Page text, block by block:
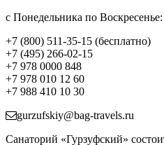
с Понедельника по
+7 (800) 511-35-15 (бесплатно)
+7 (495) 266-02-15
+7 978 0000 848
+7 978 010 12 60
+7 988 410 10 30
gurzufskiy@bag-travels.ru
Санаторий «Гурзуфский»